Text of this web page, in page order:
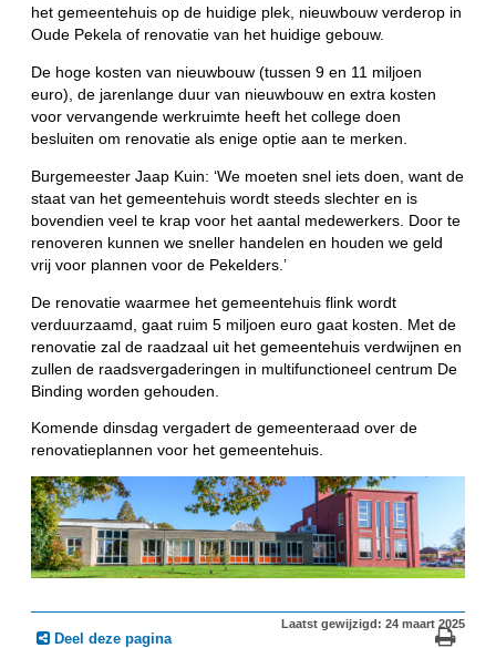
het gemeentehuis op de huidige plek, nieuwbouw verderop in
Oude Pekela of renovatie van het huidige gebouw.
De hoge kosten van nieuwbouw (tussen 9 en 11 miljoen
euro), de jarenlange duur van nieuwbouw en extra kosten
voor vervangende werkruimte heeft het college doen
besluiten om renovatie als enige optie aan te merken.
Burgemeester Jaap Kuin: ‘We moeten snel iets doen, want de
staat van het gemeentehuis wordt steeds slechter en is
bovendien veel te krap voor het aantal medewerkers. Door te
renoveren kunnen we sneller handelen en houden we geld
vrij voor plannen voor de Pekelders.’
De renovatie waarmee het gemeentehuis flink wordt
verduurzaamd, gaat ruim 5 miljoen euro gaat kosten. Met de
renovatie zal de raadzaal uit het gemeentehuis verdwijnen en
zullen de raadsvergaderingen in multifunctioneel centrum De
Binding worden gehouden.
Komende dinsdag vergadert de gemeenteraad over de
renovatieplannen voor het gemeentehuis.
Deel deze pagina
Laatst gewijzigd: 24 maart 2025